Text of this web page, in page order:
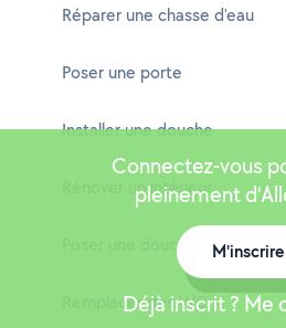
Réparer une chasse d'eau
Poser une porte
Installer une douche
Rénover un intérieur
Poser une douche
Remplacer des WC
Connectez-vous
pleinement
M'inscrire
Déjà inscrit ? Me